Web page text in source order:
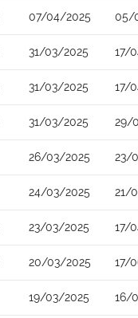
07/04/2025 05/
31/03/2025 17/
31/03/2025 17/
31/03/2025 29/
26/03/2025 23/
24/03/2025 21/
23/03/2025 17/
20/03/2025 17/
19/03/2025 16/